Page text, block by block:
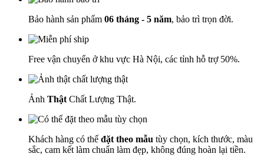
Bảo hành sản phẩm 06 tháng - 5 năm, bảo trì trọn đời.
Free vận chuyển ở khu vực Hà Nội, các tỉnh hỗ trợ 50%.
Ảnh Thật Chất Lượng Thật.
Khách hàng có thể đặt theo mẫu tùy chọn, kích thước, màu
sắc, cam kết làm chuẩn làm đẹp, không đúng hoàn lại tiền.